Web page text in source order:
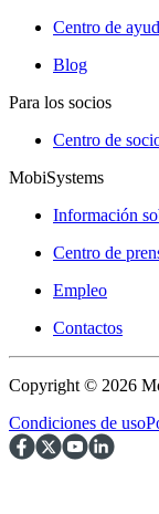
Centro de
Blog
Para los socios
Centro de
MobiSystems
Información
Centro de
Empleo
Contactos
Copyright © 2026
Condiciones de uso